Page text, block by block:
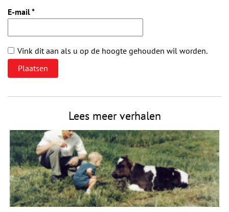
E-mail*
Vink dit aan als u op de hoogte gehouden wil worden.
Lees meer verhalen